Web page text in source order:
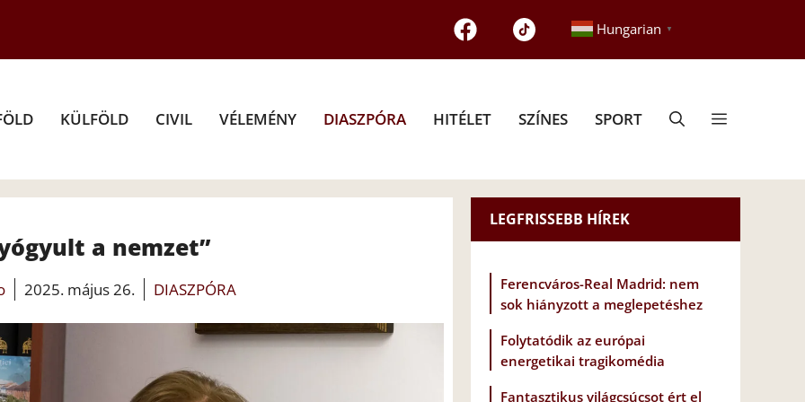
Hungarian ▼
KÜLFÖLD CIVIL VÉLEMÉNY DIASZPÓRA HITÉLET SZÍNES SPORT
a nemzet”
2025. május 26. DIASZPÓRA
LEGFRISSEBB HÍREK
Ferencváros-Real Madrid: nem
sok hiányzott a meglepetéshez
Folytatódik az európai
energetikai tragikomédia
Fantasztikus világcsúcsot ért el